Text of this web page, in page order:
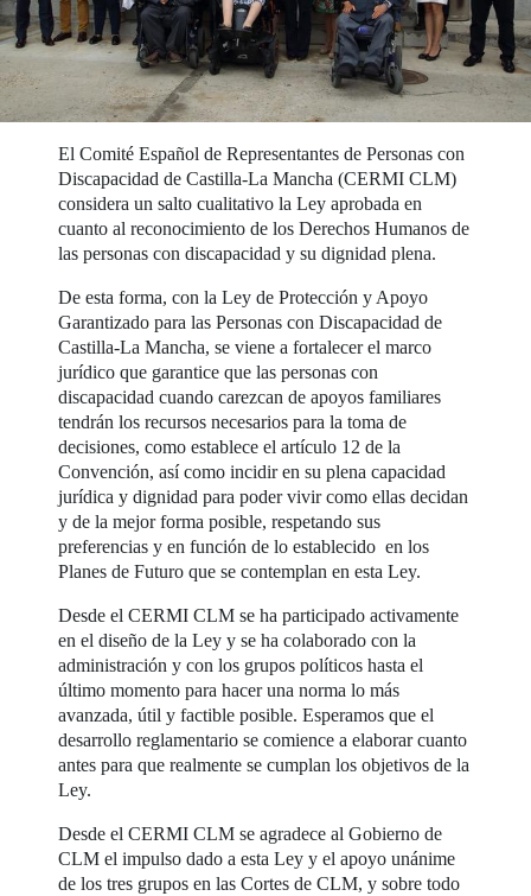
El Comité Español de Representantes de Personas con
Discapacidad de Castilla-La Mancha (CERMI CLM)
considera un salto cualitativo la Ley aprobada en
cuanto al reconocimiento de los Derechos Humanos de
las personas con discapacidad y su dignidad plena.
De esta forma, con la Ley de Protección y Apoyo
Garantizado para las Personas con Discapacidad de
Castilla-La Mancha, se viene a fortalecer el marco
jurídico que garantice que las personas con
discapacidad cuando carezcan de apoyos familiares
tendrán los recursos necesarios para la toma de
decisiones, como establece el artículo 12 de la
Convención, así como incidir en su plena capacidad
jurídica y dignidad para poder vivir como ellas decidan
y de la mejor forma posible, respetando sus
preferencias y en función de lo establecido en los
Planes de Futuro que se contemplan en esta Ley.
Desde el CERMI CLM se ha participado activamente
en el diseño de la Ley y se ha colaborado con la
administración y con los grupos políticos hasta el
último momento para hacer una norma lo más
avanzada, útil y factible posible. Esperamos que el
desarrollo reglamentario se comience a elaborar cuanto
antes para que realmente se cumplan los objetivos de la
Ley.
Desde el CERMI CLM se agradece al Gobierno de
CLM el impulso dado a esta Ley y el apoyo unánime
de los tres grupos en las Cortes de CLM, y sobre todo